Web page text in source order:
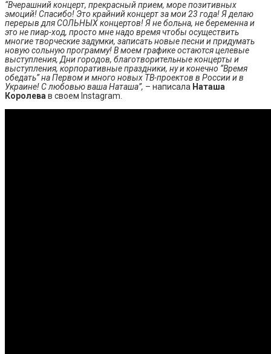
“Вчерашний концерт, прекрасный прием, море позитивных
эмоций! Спасибо! Это крайний концерт за мои 23 года! Я делаю
перерыв для СОЛЬНЫХ концертов! Я не больна, не беременна и
это не пиар-ход, просто мне надо время чтобы осуществить
многие творческие задумки, записать новые песни и придумать
новую сольную программу! В моем графике остаются целевые
выступления, Дни городов, благотворительные концерты и
выступления, корпоративные праздники, ну и конечно “Время
обедать” на Первом и много новых ТВ-проектов в России и в
Украине! С любовью ваша Наташа”, – написала Наташа
Королева в своем Instagram.